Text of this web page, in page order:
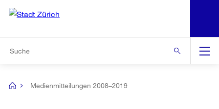
Navigation
[no
Medienmitteilungen 2008–2019